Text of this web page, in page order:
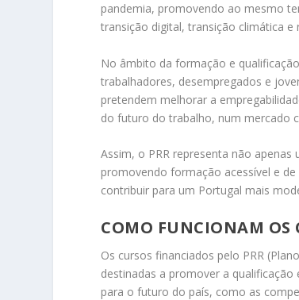
pandemia, promovendo ao mesmo
transição digital, transição climática e
No âmbito da formação e
trabalhadores, desempregados e
pretendem melhorar a
do futuro do trabalho, num mercado
Assim, o PRR representa não
promovendo formação acessível e
contribuir para um Portugal mais
COMO FUNCIONAM OS
Os cursos financiados pelo PRR
destinadas a promover a
para o futuro do país, como as